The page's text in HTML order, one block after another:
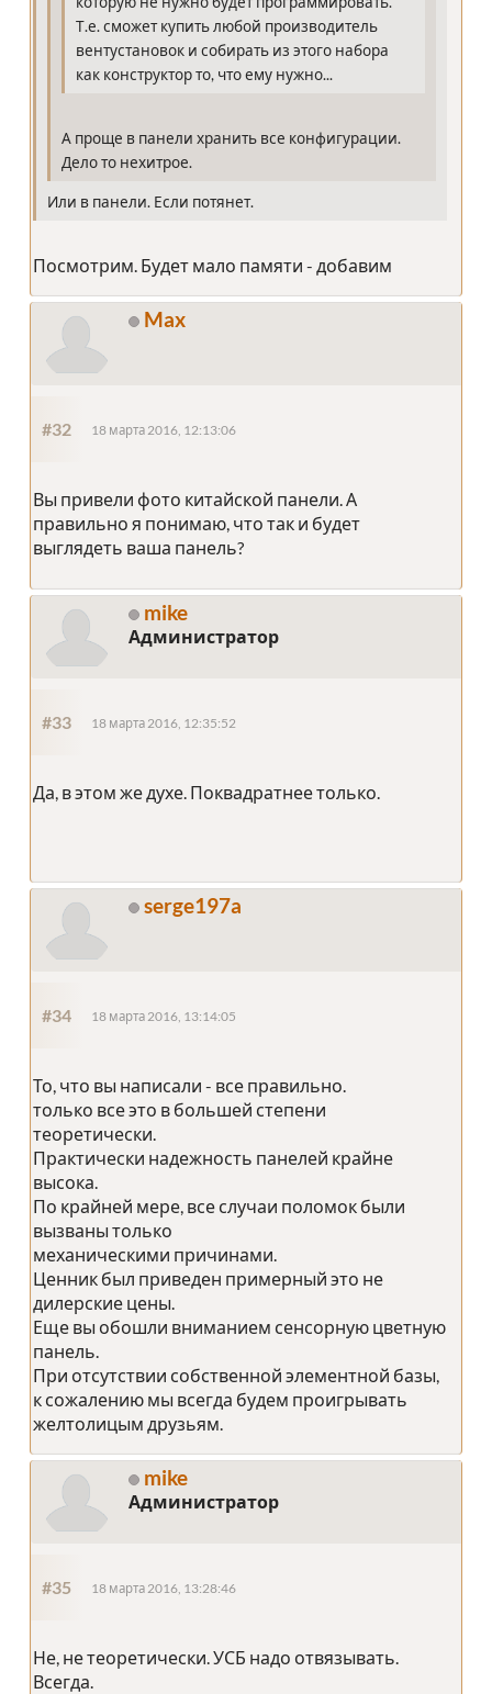
Т.е. сможет купить любой производитель
вентустановок и собирать из этого набора
как конструктор то, что ему нужно...
А проще в панели хранить все конфигурации.
Дело то нехитрое.
Или в панели. Если потянет.
Посмотрим. Будет мало памяти - добавим
Max
#32 18 марта 2016, 12:13:06
Вы привели фото китайской панели. А
правильно я понимаю, что так и будет
выглядеть ваша панель?
mike
Администратор
#33 18 марта 2016, 12:35:52
Да, в этом же духе. Поквадратнее только.
serge197a
#34 18 марта 2016, 13:14:05
То, что вы написали - все правильно.
только все это в большей степени
теоретически.
Практически надежность панелей крайне
высока.
По крайней мере, все случаи поломок были
вызваны только
механическими причинами.
Ценник был приведен примерный это не
дилерские цены.
Еще вы обошли вниманием сенсорную цветную
панель.
При отсутствии собственной элементной базы,
к сожалению мы всегда будем проигрывать
желтолицым друзьям.
mike
Администратор
#35 18 марта 2016, 13:28:46
Не, не теоретически. УСБ надо отвязывать.
Всегда.